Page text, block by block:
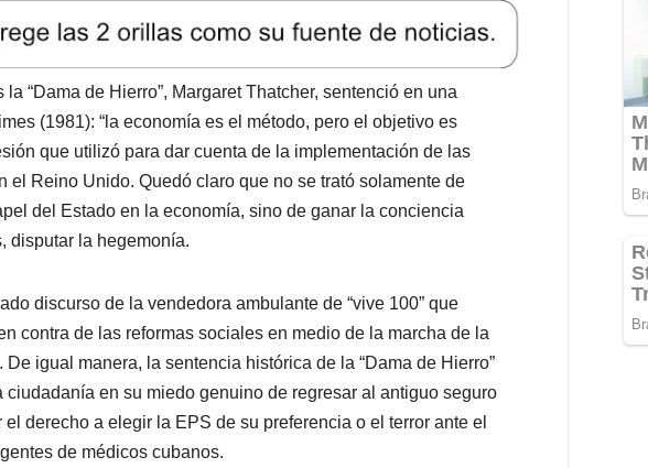
“Dama de Hierro”, Margaret Thatcher, sentenció en una
(1981): “la economía es el método, pero el objetivo es
que utilizó para dar cuenta de la implementación de las
el Reino Unido. Quedó claro que no se trató solamente de
del Estado en la economía, sino de ganar la conciencia
disputar la hegemonía.
discurso de la vendedora ambulante de “vive 100” que
contra de las reformas sociales en medio de la marcha de la
igual manera, la sentencia histórica de la “Dama de Hierro”
ciudadanía en su miedo genuino de regresar al antiguo seguro
derecho a elegir la EPS de su preferencia o el terror ante el
de médicos cubanos.